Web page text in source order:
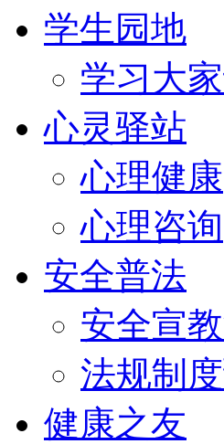
学生园地
学习大
心灵驿站
心理健康
心理咨询
安全普法
安全宣
法规制
健康之友